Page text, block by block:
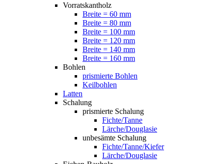
Vorratskantholz
Breite = 60 mm
Breite = 80 mm
Breite = 100 mm
Breite = 120 mm
Breite = 140 mm
Breite = 160 mm
Bohlen
prismierte Bohlen
Keilbohlen
Latten
Schalung
prismierte Schalung
Fichte/Tanne
Lärche/Douglasie
unbesämte Schalung
Fichte/Tanne/Kiefer
Lärche/Douglasie